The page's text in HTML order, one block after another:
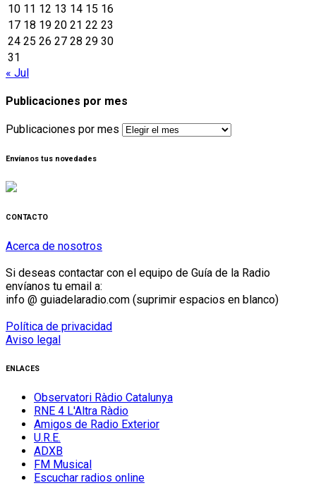
10 11 12 13 14 15 16
17 18 19 20 21 22 23
24 25 26 27 28 29 30
31
« Jul
Publicaciones por mes
Publicaciones por mes
Envíanos tus novedades
CONTACTO
Acerca de nosotros
Si deseas contactar con el equipo de Guía de la Radio
envíanos tu email a:
info @ guiadelaradio.com (suprimir espacios en blanco)
Política de privacidad
Aviso legal
ENLACES
Observatori Ràdio Catalunya
RNE 4 L'Altra Ràdio
Amigos de Radio Exterior
U.R.E.
ADXB
FM Musical
Escuchar radios online